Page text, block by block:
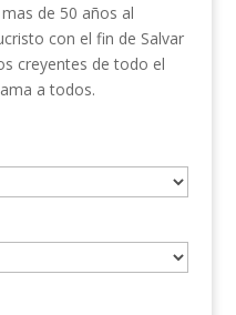
de 50 años al
con el fin de Salvar
creyentes de todo el
a todos.